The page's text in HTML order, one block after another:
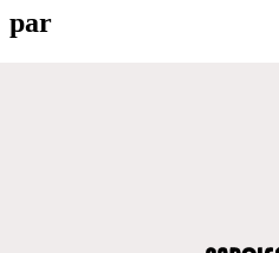
par